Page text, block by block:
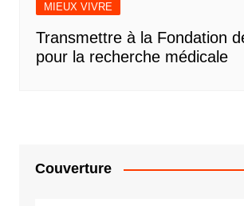
MIEUX VIVRE
Transmettre à la Fondation
pour la recherche médicale
Couverture